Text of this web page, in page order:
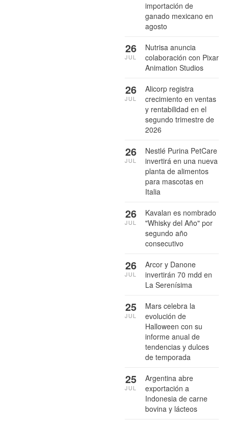
importación de
ganado mexicano en
agosto
Nutrisa anuncia
colaboración con Pixar
Animation Studios
26
JUL
Alicorp registra
crecimiento en ventas
y rentabilidad en el
segundo trimestre de
2026
26
JUL
Nestlé Purina PetCare
invertirá en una nueva
planta de alimentos
para mascotas en
Italia
26
JUL
Kavalan es nombrado
"Whisky del Año" por
segundo año
consecutivo
26
JUL
Arcor y Danone
invertirán 70 mdd en
La Serenísima
26
JUL
Mars celebra la
evolución de
Halloween con su
informe anual de
tendencias y dulces
de temporada
25
JUL
Argentina abre
exportación a
Indonesia de carne
bovina y lácteos
25
JUL